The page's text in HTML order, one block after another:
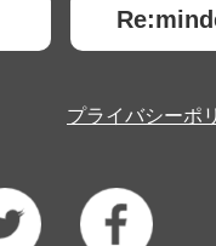
プライバシーポ